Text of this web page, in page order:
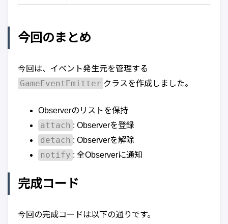
今回のまとめ
今回は、イベント発生元を管理する
GameEventEmitter クラスを作成しました。
Observerのリストを保持
attach : Observerを登録
detach : Observerを解除
notify : 全Observerに通知
完成コード
今回の完成コードは以下の通りです。